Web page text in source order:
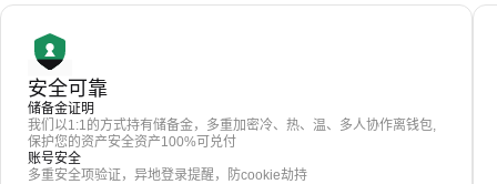
安全可靠
储备金证明
我们以1:1的方式持有储备金，多重加密冷、热、温、多人协作离钱包,
保护您的资产安全资产100%可兑付
账号安全
多重安全项验证，异地登录提醒，防cookie劫持